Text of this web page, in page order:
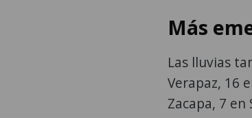
Más
Las lluvias
Verapaz, 16
Zacapa, 7 en